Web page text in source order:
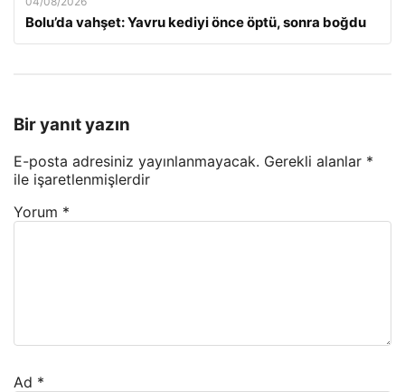
Bolu’da vahşet: Yavru kediyi önce öptü, sonra boğdu
Bir yanıt yazın
E-posta adresiniz yayınlanmayacak. Gerekli alanlar *
ile işaretlenmişlerdir
Yorum *
Ad *